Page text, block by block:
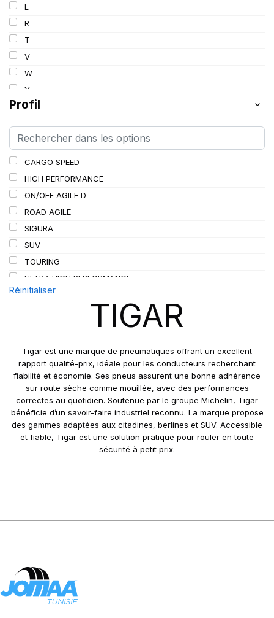
L
R
T
V
W
Y
Profil
CARGO SPEED
HIGH PERFORMANCE
ON/OFF AGILE D
ROAD AGILE
SIGURA
SUV
TOURING
ULTRA HIGH PERFORMANCE
Réinitialiser
TIGAR
Tigar est une marque de pneumatiques offrant un excellent
rapport qualité-prix, idéale pour les conducteurs recherchant
fiabilité et économie. Ses pneus assurent une bonne adhérence
sur route sèche comme mouillée, avec des performances
correctes au quotidien. Soutenue par le groupe Michelin, Tigar
bénéficie d’un savoir-faire industriel reconnu. La marque propose
des gammes adaptées aux citadines, berlines et SUV. Accessible
et fiable, Tigar est une solution pratique pour rouler en toute
sécurité à petit prix.